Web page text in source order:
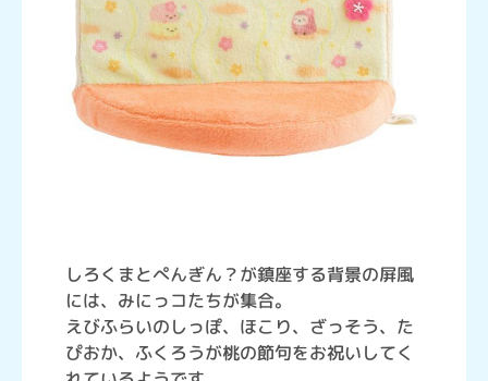
しろくまとぺんぎん？が鎮座する背景の屏風
には、みにっコたちが集合。
えびふらいのしっぽ、ほこり、ざっそう、た
ぴおか、ふくろうが桃の節句をお祝いしてく